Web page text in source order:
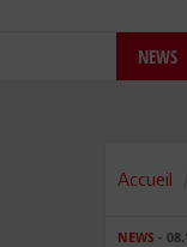
NEWS
Accueil
NEWS -